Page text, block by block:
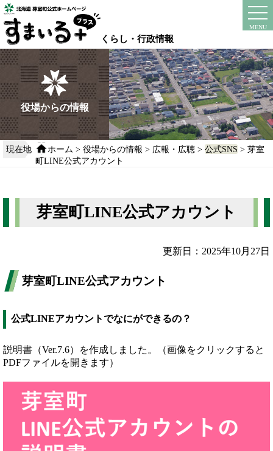
本
文
へ
移
動
る
くらし・行政情報
MENU
instagram
役場からの情報
現在地 ホーム >役場からの情報 > 広報・広聴 >公式SNS > 芽室
町LINE公式アカウント
芽室町LINE公式アカウント
更新日：2025年10月27日
芽室町LINE公式アカウント
公式LINEアカウントでなにができるの？
説明書（Ver.7.6）を作成しました。（画像をクリックすると
PDFファイルを開きます）